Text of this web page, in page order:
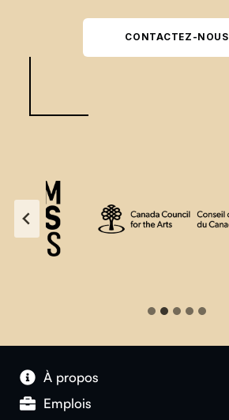
CONTACTEZ-NOUS
À propos
Emplois